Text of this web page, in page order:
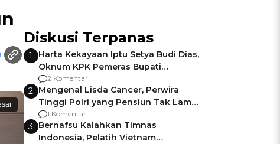
Diskusi Terpanas
1
Harta Kekayaan Iptu Setya Budi Dias,
Oknum KPK Pemeras Bupati
Pemalang
2 Komentar
2 Mengenal Lisda Cancer, Perwira
Tinggi Polri yang Pensiun Tak Lama
Usai Jadi Brigjen
1 Komentar
3 Bernafsu Kalahkan Timnas
Indonesia, Pelatih Vietnam